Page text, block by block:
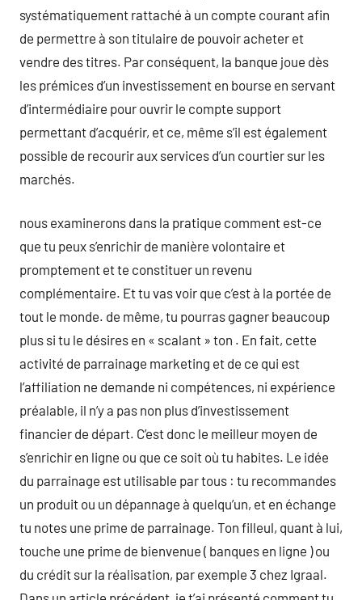
systématiquement rattaché à un compte courant afin
de permettre à son titulaire de pouvoir acheter et
vendre des titres. Par conséquent, la banque joue dès
les prémices d’un investissement en bourse en servant
d’intermédiaire pour ouvrir le compte support
permettant d’acquérir, et ce, même s’il est également
possible de recourir aux services d’un courtier sur les
marchés.
nous examinerons dans la pratique comment est-ce
que tu peux s’enrichir de manière volontaire et
promptement et te constituer un revenu
complémentaire. Et tu vas voir que c’est à la portée de
tout le monde. de même, tu pourras gagner beaucoup
plus si tu le désires en « scalant » ton . En fait, cette
activité de parrainage marketing et de ce qui est
l’affiliation ne demande ni compétences, ni expérience
préalable, il n’y a pas non plus d’investissement
financier de départ. C’est donc le meilleur moyen de
s’enrichir en ligne ou que ce soit où tu habites. Le idée
du parrainage est utilisable par tous : tu recommandes
un produit ou un dépannage à quelqu’un, et en échange
tu notes une prime de parrainage. Ton filleul, quant à lui,
touche une prime de bienvenue ( banques en ligne ) ou
du crédit sur la réalisation, par exemple 3 chez Igraal.